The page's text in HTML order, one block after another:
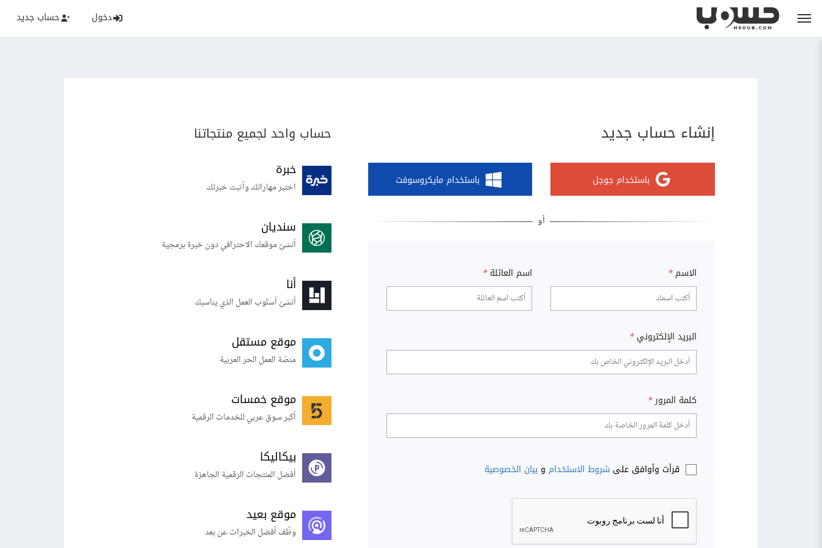
دخول حساب جديد
إنشاء حساب جديد
باستخدام جوجل باستخدام مايكروسوفت
الاسم * اسم العائلة *
البريد الإلكتروني *
كلمة المرور*
قرأت وأوافق على شروط الاستخدام و بيان الخصوصية
حساب واحد لجميع منتجاتنا
خبرة
اختبر مهاراتك وأثبت خبرتك
سنديان
أنشئ موقعك الاحترافي دون خبرة برمجية
أنا
أنشئ أسلوب العمل الذي يناسبك
موقع مستقل
منصّة العمل الحر العربية
موقع خمسات
أكبر سوق عربي للخدمات الرقمية
بيكاليكا
أفضل المنتجات الرقمية الجاهزة
موقع بعيد
وظّف أفضل الخبرات عن بعد